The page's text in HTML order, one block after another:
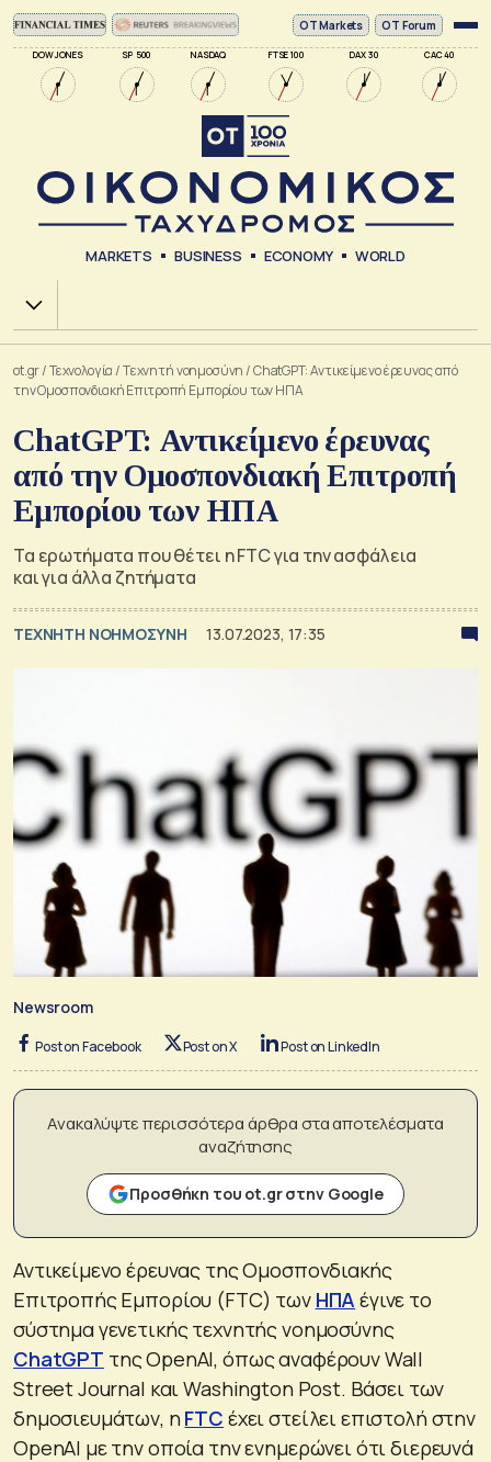
DOW JONES SP 500 NASDAQ FTSE 100 DAX 30 CAC 40
ΟΤ Markets OT Forum
MARKETS BUSINESS ECONOMY WORLD
Χ.Α.
ot.gr/Τεχνολογία /Tεχνητή νοημοσύνη /ChatGPT: Αντικείμενο έρευνας από
την Ομοσπονδιακή Επιτροπή Εμπορίου των ΗΠΑ
ChatGPT: Αντικείμενο έρευνας
από την Ομοσπονδιακή Επιτροπή
Εμπορίου των ΗΠΑ
Τα ερωτήματα που θέτει η FTC για την ασφάλεια
και για άλλα ζητήματα
TΕΧΝΗΤΗ ΝΟΗΜΟΣΥΝΗ 13.07.2023, 17:35
Newsroom
Post on Facebook Post on X Post on LinkedIn
Ανακαλύψτε περισσότερα άρθρα στα αποτελέσματα
αναζήτησης
Προσθήκη του ot.gr στην Google
Αντικείμενο έρευνας της Ομοσπονδιακής
Επιτροπής Εμπορίου (FTC) των ΗΠΑ έγινε το
σύστημα γενετικής τεχνητής νοημοσύνης
ChatGPT της OpenAI, όπως αναφέρουν Wall
Street Journal και Washington Post. Βάσει των
δημοσιευμάτων, ηFTC έχει στείλει επιστολή στην
OpenAI με την οποία την ενημερώνει ότι διερευνά